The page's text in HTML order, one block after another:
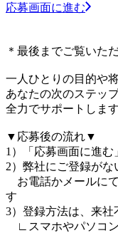
応募画面に進む
＊最後までご覧いた
一人ひとりの目的や
あなたの次のステッ
全力でサポートしま
▼応募後の流れ▼
1）「応募画面に進
2）弊社にご登録がな
お電話かメールに
す
3）登録方法は、来
∟スマホやパソコン